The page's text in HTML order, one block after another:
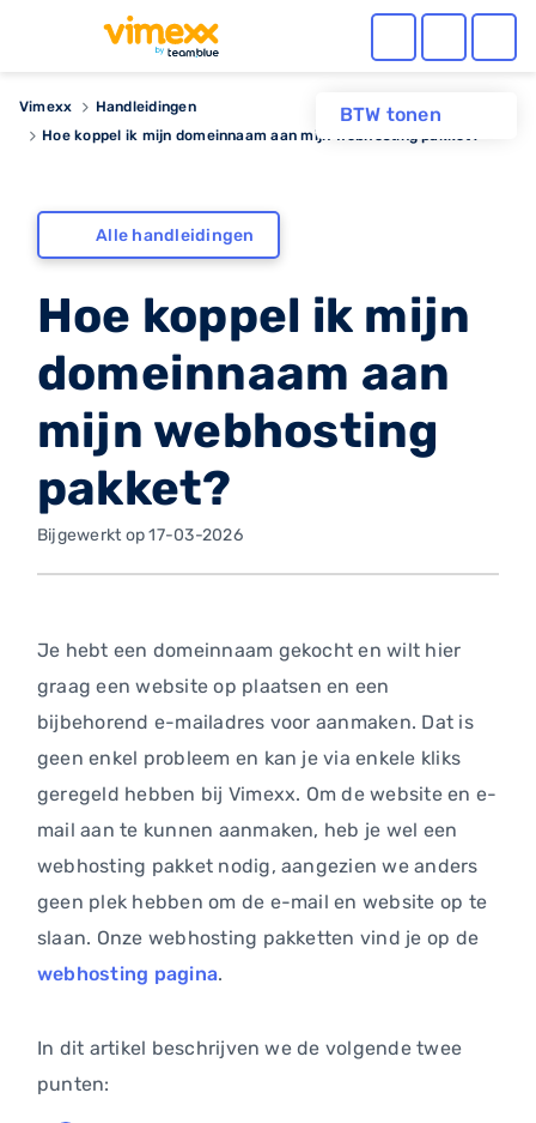
BTW tonen
Vimexx
Handleidingen
Hoe koppel ik mijn domeinnaam aan mijn webhosting pakket?
Alle handleidingen
Hoe koppel ik mijn
domeinnaam aan
mijn webhosting
pakket?
Bijgewerkt op 17-03-2026
Je hebt een domeinnaam gekocht en wilt hier
graag een website op plaatsen en een
bijbehorend e-mailadres voor aanmaken. Dat is
geen enkel probleem en kan je via enkele kliks
geregeld hebben bij Vimexx. Om de website en e-
mail aan te kunnen aanmaken, heb je wel een
webhosting pakket nodig, aangezien we anders
geen plek hebben om de e-mail en website op te
slaan. Onze webhosting pakketten vind je op de
webhosting pagina.
In dit artikel beschrijven we de volgende twee
punten: